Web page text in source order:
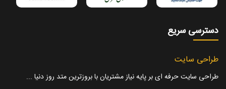
دسترسی سریع
طراحی سایت
طراحی سایت حرفه ای بر پایه نیاز مشتریان با بروزترین متد روز دنیا ...